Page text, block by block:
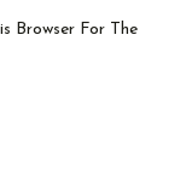
Browser For The